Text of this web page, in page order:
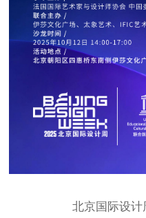
北京国际设